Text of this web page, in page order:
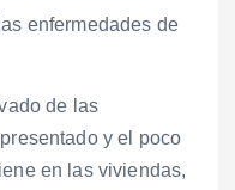
enfermedades de
de las
y el poco
en las viviendas,